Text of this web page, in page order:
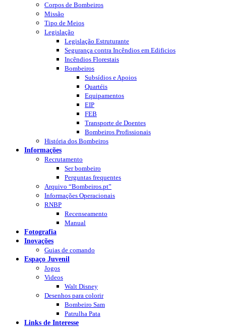
Corpos de Bombeiros
Missão
Tipo de Meios
Legislação
Legislação Estruturante
Segurança contra Incêndios em Edificios
Incêndios Florestais
Bombeiros
Subsídios e Apoios
Quartéis
Equipamentos
EIP
FEB
Transporte de Doentes
Bombeiros Profissionais
História dos Bombeiros
Informações
Recrutamento
Ser bombeiro
Perguntas frequentes
Arquivo “Bombeiros.pt”
Informações Operacionais
RNBP
Recenseamento
Manual
Fotografia
Inovações
Guias de comando
Espaço Juvenil
Jogos
Videos
Walt Disney
Desenhos para colorir
Bombeiro Sam
Patrulha Pata
Links de Interesse